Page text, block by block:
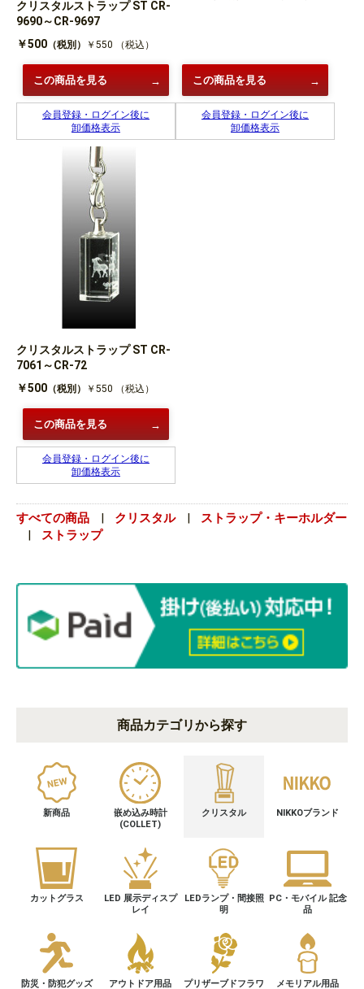
クリスタルストラップ ST CR-
9690～CR-9697
￥500 （税別） ￥550 （税込）
この商品を見る
会員登録・ログイン後に
卸価格表示
この商品を見る
会員登録・ログイン後に
卸価格表示
クリスタルストラップ ST CR-
7061～CR-72
￥500 （税別） ￥550 （税込）
この商品を見る
会員登録・ログイン後に
卸価格表示
すべての商品 | クリスタル |
ストラップ・キーホルダー
|
ストラップ
商品カテゴリから探す
新商品
嵌め込み時計
(COLLET)
クリスタル NIKKOブランド
カットグラス
LED 展示ディスプ
レイ
LEDランプ・間接照
明
PC・モバイル 記念
品
防災・防犯グッズ アウトドア用品 プリザーブドフラワ メモリアル用品